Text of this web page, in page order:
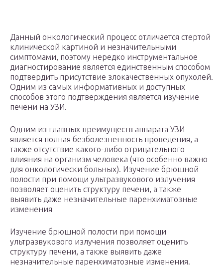
Данный онкологический процесс отличается стертой
клинической картиной и незначительными
симптомами, поэтому нередко инструментальное
диагностирование является единственным способом
подтвердить присутствие злокачественных опухолей.
Одним из самых информативных и доступных
способов этого подтверждения является изучение
печени на УЗИ.
Одним из главных преимуществ аппарата УЗИ
является полная безболезненность проведения, а
также отсутствие какого-либо отрицательного
влияния на организм человека (что особенно важно
для онкологически больных). Изучение брюшной
полости при помощи ультразвукового излучения
позволяет оценить структуру печени, а также
выявить даже незначительные паренхиматозные
изменения
Изучение брюшной полости при помощи
ультразвукового излучения позволяет оценить
структуру печени, а также выявить даже
незначительные паренхиматозные изменения.